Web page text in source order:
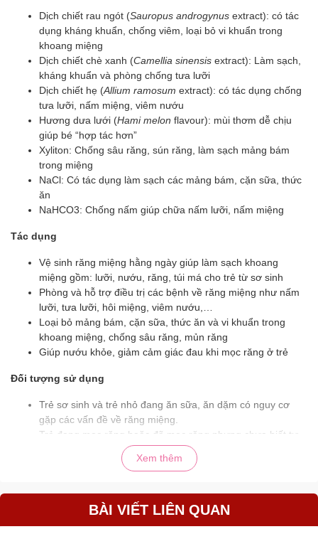
Dịch chiết rau ngót (Sauropus androgynus extract): có tác
dụng kháng khuẩn, chống viêm, loại bỏ vi khuẩn trong
khoang miệng
Dịch chiết chè xanh (Camellia sinensis extract): Làm sạch,
kháng khuẩn và phòng chống tưa lưỡi
Dịch chiết hẹ (Allium ramosum extract): có tác dụng chống
tưa lưỡi, nấm miệng, viêm nướu
Hương dưa lưới (Hami melon flavour): mùi thơm dễ chịu
giúp bé “hợp tác hơn”
Xyliton: Chống sâu răng, sún răng, làm sạch mảng bám
trong miệng
NaCl: Có tác dụng làm sạch các mảng bám, cặn sữa, thức
ăn
NaHCO3: Chống nấm giúp chữa nấm lưỡi, nấm miệng
Tác dụng
Vệ sinh răng miệng hằng ngày giúp làm sạch khoang
miệng gồm: lưỡi, nướu, răng, túi má cho trẻ từ sơ sinh
Phòng và hỗ trợ điều trị các bệnh về răng miệng như nấm
lưỡi, tưa lưỡi, hôi miệng, viêm nướu,…
Loại bỏ mảng bám, cặn sữa, thức ăn và vi khuẩn trong
khoang miệng, chống sâu răng, mủn răng
Giúp nướu khỏe, giảm cảm giác đau khi mọc răng ở trẻ
Đối tượng sử dụng
Trẻ sơ sinh và trẻ nhỏ đang ăn sữa, ăn dặm có nguy cơ
gặp các vấn đề về răng miệng.
Trẻ đang mọc răng hoặc đã mọc răng nhưng chưa biết tự
vệ sinh răng miệng.
Hướng dẫn sử dụng gạc rơ lưỡi Elemis
Bước 1: Rửa sạch tay bằng xà phòng trước khi sử dụng.
Xem thêm
BÀI VIẾT LIÊN QUAN